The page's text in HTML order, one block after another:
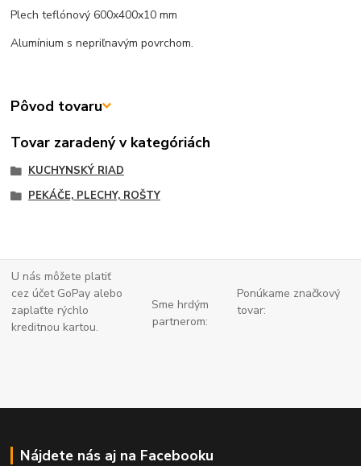
Plech teflónový 600x400x10 mm
Alumínium s nepriľnavým povrchom.
Pôvod tovaru
Tovar zaradený v kategóriách
KUCHYNSKÝ RIAD
PEKÁČE, PLECHY, ROŠTY
U nás môžete platiť
cez účet GoPay alebo
zaplaťte rýchlo
kreditnou kartou.
Sme hrdým
partnerom:
Ponúkame značkový
tovar:
Nájdete nás aj na Facebooku